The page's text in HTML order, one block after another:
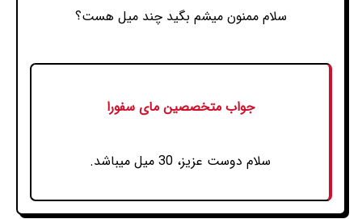
سلام ممنون میشم بگید چند میل هست؟
جواب متخصصین مای سفورا
سلام دوست عزیز، 30 میل میباشد.